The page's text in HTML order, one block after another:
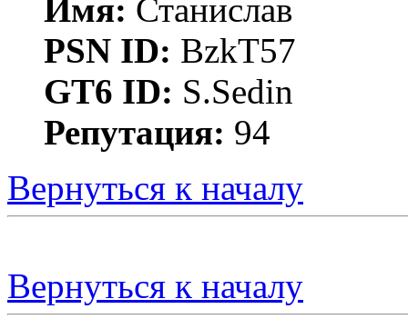
Имя: Станислав
PSN ID: BzkT57
GT6 ID: S.Sedin
Репутация: 94
Вернуться к началу
Вернуться к началу